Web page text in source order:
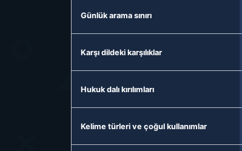
Günlük arama sınırı
Karşı dildeki karşılıklar
Hukuk dalı kırılımları
Kelime türleri ve çoğul kullanımlar